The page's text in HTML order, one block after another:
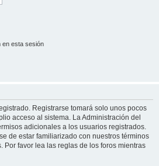
en esta sesión
Registrarse tomará solo unos pocos
acceso al sistema. La Administración del
adicionales a los usuarios registrados.
de estar familiarizado con nuestros términos
Por favor lea las reglas de los foros mientras